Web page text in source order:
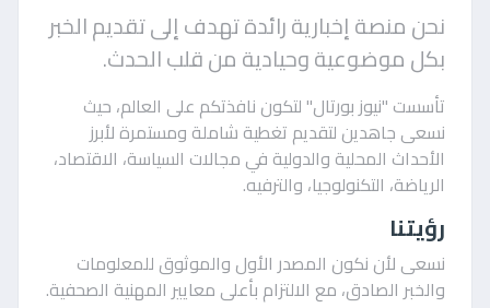
نحن منصة إخبارية رائدة تهدف إلى تقديم الخبر
بكل موضوعية وحيادية من قلب الحدث.
تأسست "نيوز بورتال" لتكون نافذتكم على العالم، حيث
نسعى جاهدين لتقديم تغطية شاملة ومستمرة لأبرز
الأحداث المحلية والدولية في مجالات السياسة، الاقتصاد،
الرياضة، التكنولوجيا، والترفيه.
رؤيتنا
نسعى لأن نكون المصدر الأول والموثوق للمعلومات
والخبر الصادق، مع الالتزام بأعلى معايير المهنية الصحفية.